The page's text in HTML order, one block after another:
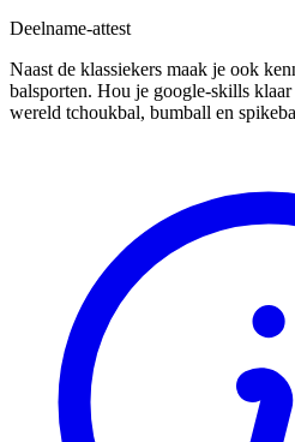
Deelname-attest
Naast de klassiekers maak je ook
balsporten. Hou je google-skills
wereld tchoukbal, bumball en